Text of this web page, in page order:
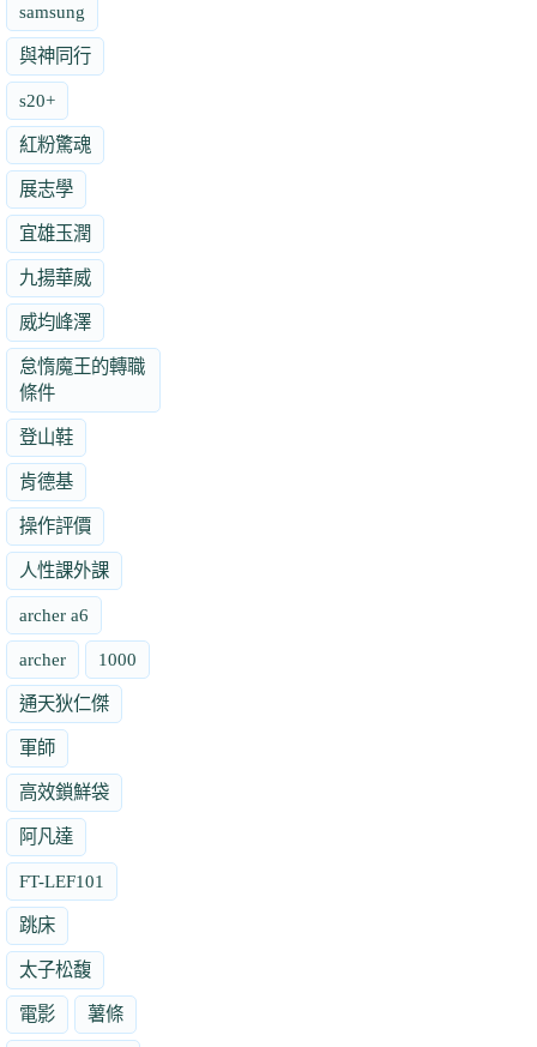
samsung
與神同行
s20+
紅粉驚魂
展志學
宜雄玉潤
九揚華威
威均峰澤
怠惰魔王的轉職
條件
登山鞋
肯德基
操作評價
人性課外課
archer a6
archer 1000
通天狄仁傑
軍師
高效鎖鮮袋
阿凡達
FT-LEF101
跳床
太子松馥
電影 薯條